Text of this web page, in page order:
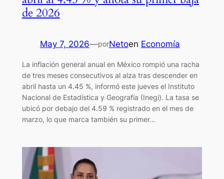
de 2026
May 7, 2026—porNetoen Economía
La inflación general anual en México rompió una racha
de tres meses consecutivos al alza tras descender en
abril hasta un 4.45 %, informó este jueves el Instituto
Nacional de Estadística y Geografía (Inegi). La tasa se
ubicó por debajo del 4.59 % registrado en el mes de
marzo, lo que marca también su primer…